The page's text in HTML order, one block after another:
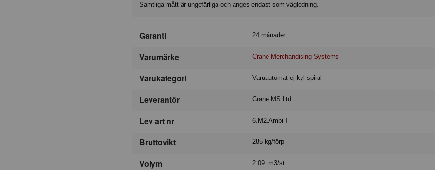
Samtliga mått är ungefärliga och anges endast som vägledning.
Garanti 24 månader
Varumärke Crane Merchandising Systems
Varukategori Varuautomat ej kyl spiral
Leverantör Crane MS Ltd
Lev art nr 6.M2.Ambi.T
Bruttovikt 285 kg/förp
Volym 2.09 m3/st